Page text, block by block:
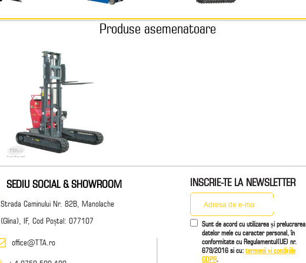
Produse asemenatoare
SEDIU SOCIAL & SHOWROOM
Strada Caminului Nr. 82B, Manolache
(Glina), IF, Cod Poștal: 077107
office@TTA.ro
INSCRIE-TE LA NEWSLETTER
Sunt de acord cu utilizarea și prelucrarea
datelor mele cu caracter personal, în
conformitate cu Regulamentul(UE) nr.
679/2016 si cu: termenii și condițiile
GDPR.